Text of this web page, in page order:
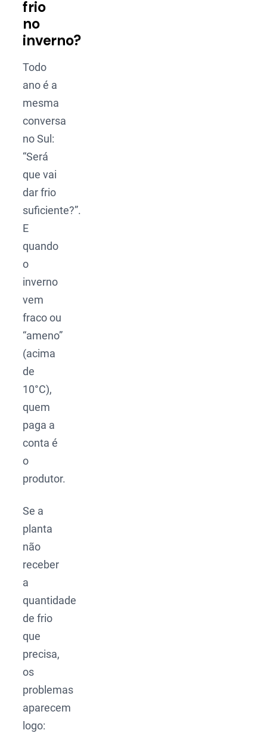
frio
no
inverno?
Todo
ano é a
mesma
conversa
no Sul:
“Será
que vai
dar frio
suficiente?”.
E
quando
o
inverno
vem
fraco ou
“ameno”
(acima
de
10°C),
quem
paga a
conta é
o
produtor.
Se a
planta
não
receber
a
quantidade
de frio
que
precisa,
os
problemas
aparecem
logo: